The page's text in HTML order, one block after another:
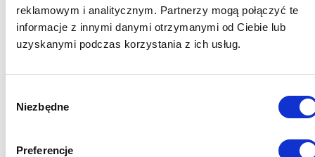
reklamowym i analitycznym. Partnerzy mogą połączyć te
informacje z innymi danymi otrzymanymi od Ciebie lub
uzyskanymi podczas korzystania z ich usług.
zgody
Niezbędne
Preferencje